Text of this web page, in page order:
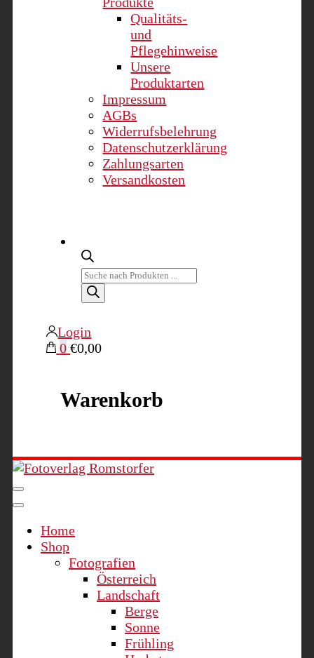
Qualitäts-
und
Pflegehinweise
Unsere
Produktarten
Impressum
AGBs
Widerrufsbelehrung
Datenschutzerklärung
Zahlungsarten
Versandkosten
Products
search
Login
0 €0,00
Warenkorb
Home
Shop
Fotografien
Österreich
Landschaft
Berge
Sonne
Frühling